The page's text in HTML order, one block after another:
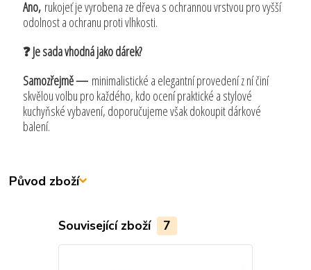
Ano, rukojeť je vyrobena ze dřeva s ochrannou vrstvou pro vyšší
odolnost a ochranu proti vlhkosti.
❓ Je sada vhodná jako dárek?
Samozřejmě — minimalistické a elegantní provedení z ní činí
skvělou volbu pro každého, kdo ocení praktické a stylové
kuchyňské vybavení, doporučujeme však dokoupit dárkové
balení.
Původ zboží
Související zboží 7